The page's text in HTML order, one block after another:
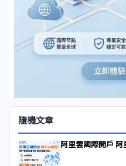
隨機文章
阿里雲國際開戶